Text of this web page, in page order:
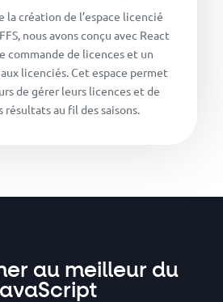
la création de l’espace licencié
nous avons conçu avec React
commande de licences et un
licenciés. Cet espace permet
de gérer leurs licences et de
résultats au fil des saisons.
au meilleur du